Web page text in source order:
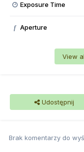
Exposure Time
f Aperture
View
Udostępnij
Brak komentarzy do